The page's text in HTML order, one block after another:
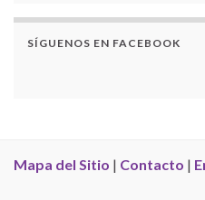
SÍGUENOS EN FACEBOOK
Mapa del Sitio | Contacto |